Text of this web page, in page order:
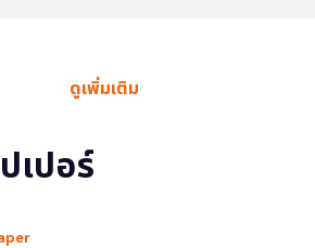
ดูเพิ่มเติม
เปอร์